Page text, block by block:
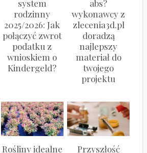
system
rodzinny
2025/2026: Jak
połączyć zwrot
podatku z
wnioskiem o
Kindergeld?
abs?
wykonawcy z
zlecenia3d.pl
doradzą
najlepszy
materiał do
twojego
projektu
Rośliny idealne
Przyszłość